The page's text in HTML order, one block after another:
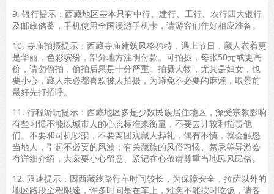
9. 银行提示：西藏地区基本只有中行、建行、工行、农行四大银行
及邮政储蓄，手机使用全国漫游手机卡，请游客们作好相应准备。
10. 寺庙拍摄提示：西藏寺庙建筑风格独特，遇上节日，藏人衣着更
是华丽，色彩缤纷，部分地方注明付款。可拍摄，每张50元或更高
价，请勿偷拍，偷拍后果是十分严重。拍摄人物，尤其是妇女，也
要小心，藏人未必都喜欢被人拍摄，为避免不必要的麻烦，取景前
最好先打招呼。
11. 行程游玩提示：西藏地区多是少数民族居住地区，深受宗教影响
有些习惯不能以城市人的心态标准来衡量，不要去计较和指责他
们。不要和司机吵架，不要离团观藏人葬礼，偶有不慎，就会触怒
当地人，引起不必要的风波；有关藏族的风俗习惯、禁忌等导游会
有详细介绍，大家要小心留意、紧记在心敬请尊重当地民风民俗。
12. 限速提示：因西藏线路行车时间较长，为保障安全，拉萨以外的
地区路段全程限速，许多时间是在车上，难免不能按时吃饭，请客